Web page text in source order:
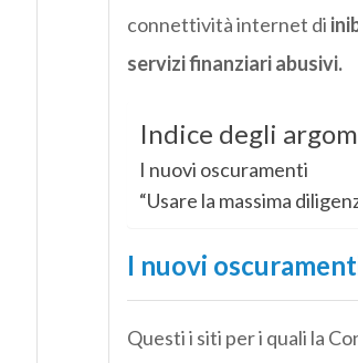
connettività internet di
servizi finanziari abusivi.
Indice degli
I nuovi oscuramenti
“Usare la massima
I nuovi
Questi i siti per i quali la